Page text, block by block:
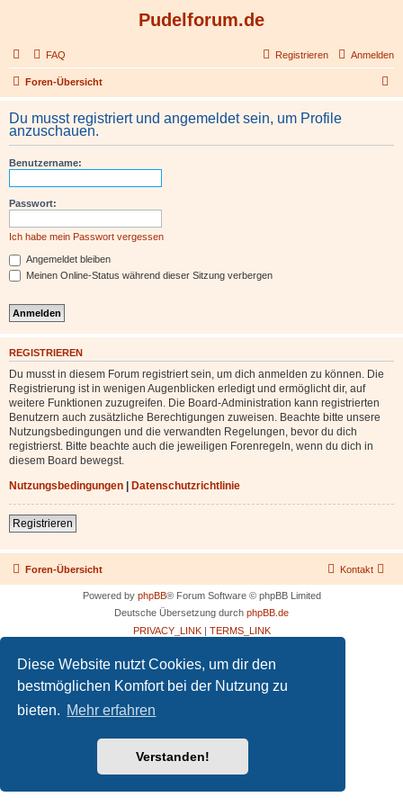
Diese Website nutzt Cookies, um dir den
bestmöglichen Komfort bei der Nutzung zu
bieten. Mehr erfahren
Verstanden!
Pudelforum.de
FAQ Anmelden
Registrieren
Foren-Übersicht
u
h
Du musst registriert und angemeldet sein, um Profile
anzuschauen.
Benutzername:
Passwort:
Ich habe mein Passwort vergessen
Angemeldet bleiben
Meinen Online-Status während dieser Sitzung verbergen
REGISTRIEREN
Du musst in diesem Forum registriert sein, um dich anmelden zu können. Die
Registrierung ist in wenigen Augenblicken erledigt und ermöglicht dir, auf
weitere Funktionen zuzugreifen. Die Board-Administration kann registrierten
Benutzern auch zusätzliche Berechtigungen zuweisen. Beachte bitte unsere
Nutzungsbedingungen und die verwandten Regelungen, bevor du dich
registrierst. Bitte beachte auch die jeweiligen Forenregeln, wenn du dich in
diesem Board bewegst.
Nutzungsbedingungen | Datenschutzrichtlinie
Registrieren
Foren-Übersicht Kontakt
Powered by phpBB® Forum Software © phpBB Limited
Deutsche Übersetzung durch phpBB.de
PRIVACY_LINK| TERMS_LINK